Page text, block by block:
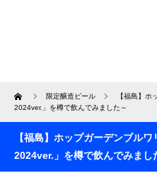
Home 限定醸造ビール
【福島】ホ
2024ver.」を樽で飲んでみました～
【福島】ホップガーデンブル
2024ver.」を樽で飲んでみまし